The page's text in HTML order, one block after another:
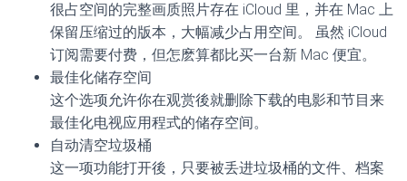
很占空间的完整画质照片存在 iCloud 里，并在 Mac 上
保留压缩过的版本，大幅减少占用空间。 虽然 iCloud
订阅需要付费，但怎麽算都比买一台新 Mac 便宜。
最佳化储存空间
这个选项允许你在观赏後就删除下载的电影和节目来
最佳化电视应用程式的储存空间。
自动清空垃圾桶
这一项功能打开後，只要被丢进垃圾桶的文件、档案